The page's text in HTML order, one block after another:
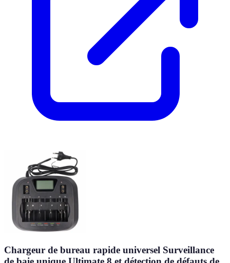
Chargeur de bureau rapide universel Surveillance